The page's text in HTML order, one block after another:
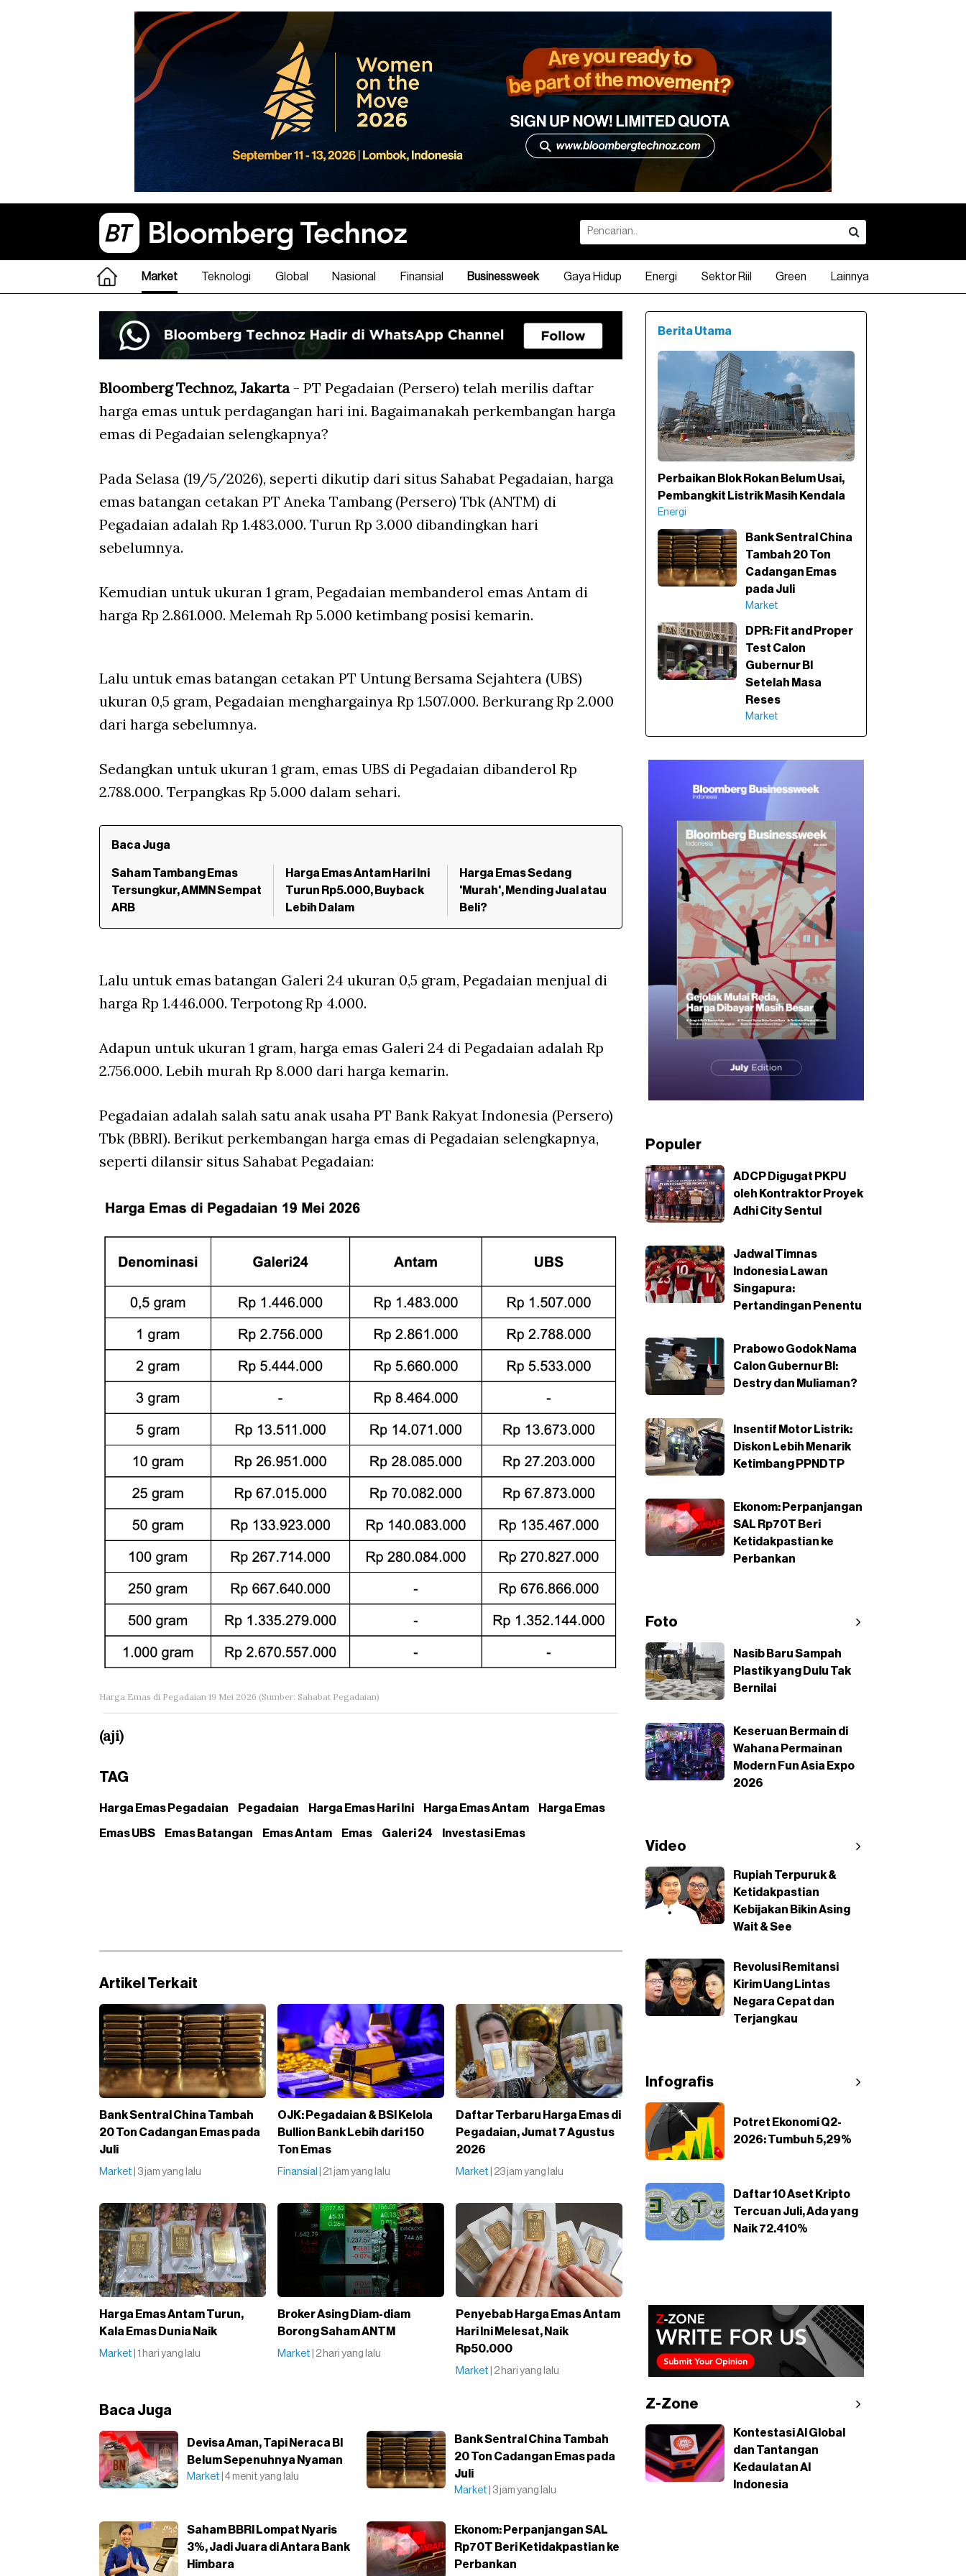
Market Teknologi Global Nasional Finansial Businessweek Gaya Hidup Energi Sektor Riil Green Lainnya
Bloomberg Technoz, Jakarta- PT Pegadaian (Persero) telah merilis daftar
harga emas untuk perdagangan hari ini. Bagaimanakah perkembangan harga
emas di Pegadaian selengkapnya?
Pada Selasa (19/5/2026), seperti dikutip dari situs Sahabat Pegadaian, harga
emas batangan cetakan PT Aneka Tambang (Persero) Tbk (ANTM) di
Pegadaian adalah Rp 1.483.000. Turun Rp 3.000 dibandingkan hari
sebelumnya.
Kemudian untuk ukuran 1 gram, Pegadaian membanderol emas Antam di
harga Rp 2.861.000. Melemah Rp 5.000 ketimbang posisi kemarin.
Lalu untuk emas batangan cetakan PT Untung Bersama Sejahtera (UBS)
ukuran 0,5 gram, Pegadaian menghargainya Rp 1.507.000. Berkurang Rp 2.000
dari harga sebelumnya.
Sedangkan untuk ukuran 1 gram, emas UBS di Pegadaian dibanderol Rp
2.788.000. Terpangkas Rp 5.000 dalam sehari.
Baca Juga
Saham Tambang Emas
Tersungkur, AMMN Sempat
ARB
Harga Emas Antam Hari Ini
Turun Rp5.000, Buyback
Lebih Dalam
Harga Emas Sedang
'Murah', Mending Jual atau
Beli?
Lalu untuk emas batangan Galeri 24 ukuran 0,5 gram, Pegadaian menjual di
harga Rp 1.446.000. Terpotong Rp 4.000.
Adapun untuk ukuran 1 gram, harga emas Galeri 24 di Pegadaian adalah Rp
2.756.000. Lebih murah Rp 8.000 dari harga kemarin.
Pegadaian adalah salah satu anak usaha PT Bank Rakyat Indonesia (Persero)
Tbk (BBRI). Berikut perkembangan harga emas di Pegadaian selengkapnya,
seperti dilansir situs Sahabat Pegadaian:
Harga Emas di Pegadaian 19 Mei 2026 (Sumber: Sahabat Pegadaian)
(aji)
TAG
Harga Emas Pegadaian Pegadaian Harga Emas Hari Ini Harga Emas Antam Harga Emas
Emas UBS Emas Batangan Emas Antam Emas Galeri 24 Investasi Emas
Artikel Terkait
Bank Sentral China Tambah
20 Ton Cadangan Emas pada
Juli
Market | 3 jam yang lalu
OJK: Pegadaian & BSI Kelola
Bullion Bank Lebih dari 150
Ton Emas
Finansial | 21 jam yang lalu
Daftar Terbaru Harga Emas di
Pegadaian, Jumat 7 Agustus
2026
Market | 23 jam yang lalu
Harga Emas Antam Turun,
Kala Emas Dunia Naik
Market | 1 hari yang lalu
Broker Asing Diam-diam
Borong Saham ANTM
Market | 2 hari yang lalu
Penyebab Harga Emas Antam
Hari Ini Melesat, Naik
Rp50.000
Market | 2 hari yang lalu
Baca Juga
Devisa Aman, Tapi Neraca BI
Belum Sepenuhnya Nyaman
Market | 4 menit yang lalu
Bank Sentral China Tambah
20 Ton Cadangan Emas pada
Juli
Market | 3 jam yang lalu
Saham BBRI Lompat Nyaris
3%, Jadi Juara di Antara Bank
Himbara
Ekonom: Perpanjangan SAL
Rp70T Beri Ketidakpastian ke
Perbankan
Berita Utama
Perbaikan Blok Rokan Belum Usai,
Pembangkit Listrik Masih Kendala
Energi
Bank Sentral China
Tambah 20 Ton
Cadangan Emas
pada Juli
Market
DPR: Fit and Proper
Test Calon
Gubernur BI
Setelah Masa
Reses
Market
Populer
ADCP Digugat PKPU
oleh Kontraktor Proyek
Adhi City Sentul
Jadwal Timnas
Indonesia Lawan
Singapura:
Pertandingan Penentu
Prabowo Godok Nama
Calon Gubernur BI:
Destry dan Muliaman?
Insentif Motor Listrik:
Diskon Lebih Menarik
Ketimbang PPNDTP
Ekonom: Perpanjangan
SAL Rp70T Beri
Ketidakpastian ke
Perbankan
Foto
Nasib Baru Sampah
Plastik yang Dulu Tak
Bernilai
Keseruan Bermain di
Wahana Permainan
Modern Fun Asia Expo
2026
Video
Rupiah Terpuruk &
Ketidakpastian
Kebijakan Bikin Asing
Wait & See
Revolusi Remitansi
Kirim Uang Lintas
Negara Cepat dan
Terjangkau
Infografis
Potret Ekonomi Q2-
2026: Tumbuh 5,29%
Daftar 10 Aset Kripto
Tercuan Juli, Ada yang
Naik 72.410%
Z-Zone
Kontestasi AI Global
dan Tantangan
Kedaulatan AI
Indonesia